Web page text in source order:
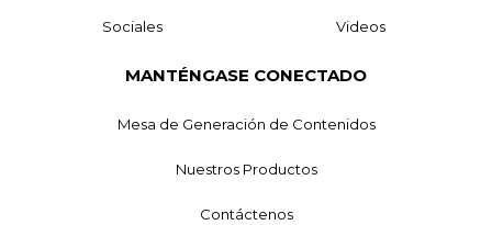
Sociales Videos
MANTÉNGASE CONECTADO
Mesa de Generación de Contenidos
Nuestros Productos
Contáctenos